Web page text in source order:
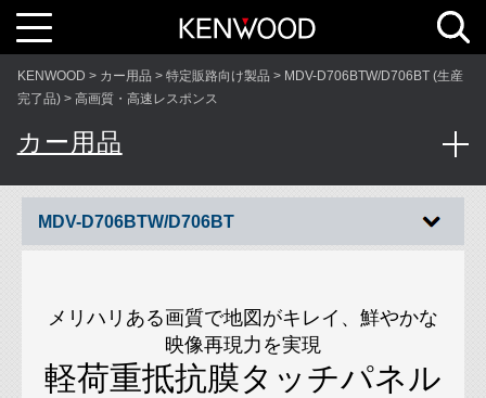
T
o
g
g
l
e
n
a
i
g
i
o
n
KENWOOD カー用品 特定販路向け製品
MDV-D706BTW/D706BT (生産
完了品)
高画質・高速レスポンス
カー用品
MDV-D706BTW/D706BT
メリハリある画質で地図がキレイ、鮮やかな
映像再現力を実現
軽荷重抵抗膜タッチパネル